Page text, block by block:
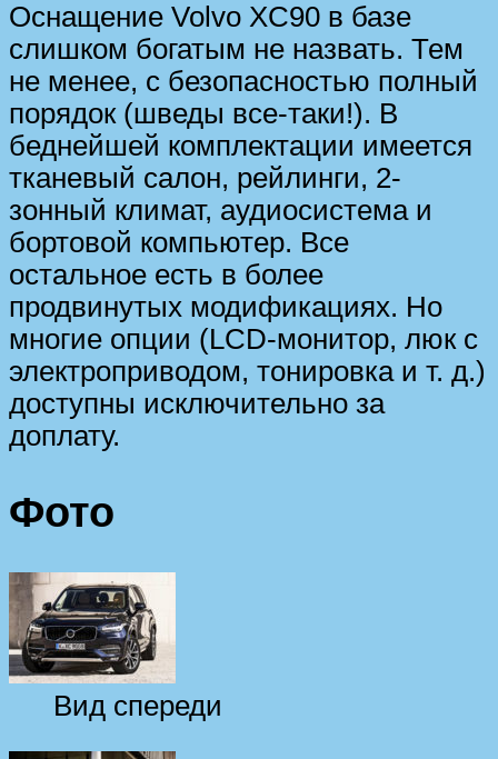
Оснащение Volvo XC90 в базе
слишком богатым не назвать. Тем
не менее, с безопасностью полный
порядок (шведы все-таки!). В
беднейшей комплектации имеется
тканевый салон, рейлинги, 2-
зонный климат, аудиосистема и
бортовой компьютер. Все
остальное есть в более
продвинутых модификациях. Но
многие опции (LCD-монитор, люк с
электроприводом, тонировка и т. д.)
доступны исключительно за
доплату.
Фото
Вид спереди